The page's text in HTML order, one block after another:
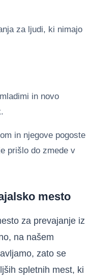
za ljudi, ki nimajo
in novo
in njegove pogoste
prišlo do zmede v
mesto
za prevajanje iz
na našem
zato se
spletnih mest, ki